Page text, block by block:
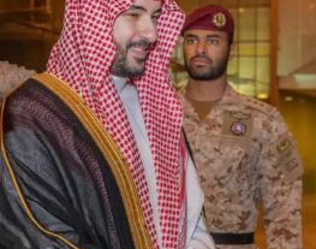
Oyun
Ramazan
Resmi İlanlar
Rüya Tabirleri